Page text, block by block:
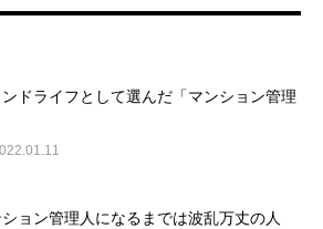
ドライフとして選んだ「マンション管理
ョン管理人になるまでは波乱万丈の人